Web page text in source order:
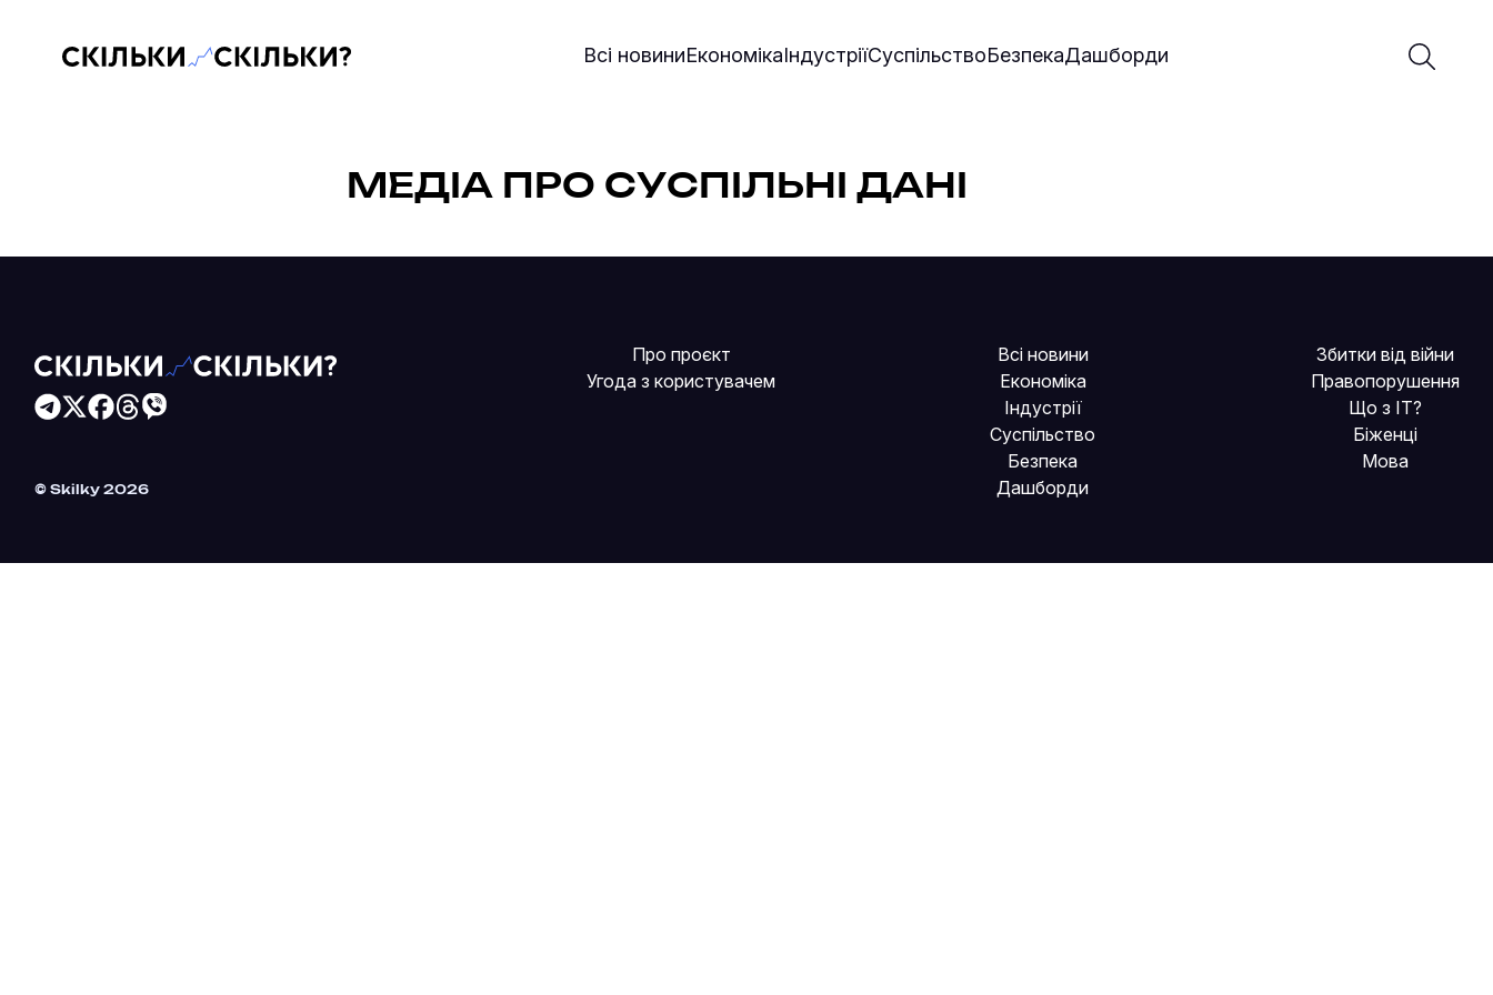
Скільки-скільки? — Медіа про суспільні дані Всі новиниЕкономікаІндустріїСуспільствоБезпекаДашборди Введіть
Почати
МЕДІА ПРО СУСПІЛЬНІ ДАНІ
Читайте більше в наших соцмережах
© Skilky 2026
Про проєкт
Угода з користувачем
Всі новини
Економіка
Індустрії
Суспільство
Безпека
Дашборди
Збитки від війни
Правопорушення
Що з IT?
Біженці
Мова